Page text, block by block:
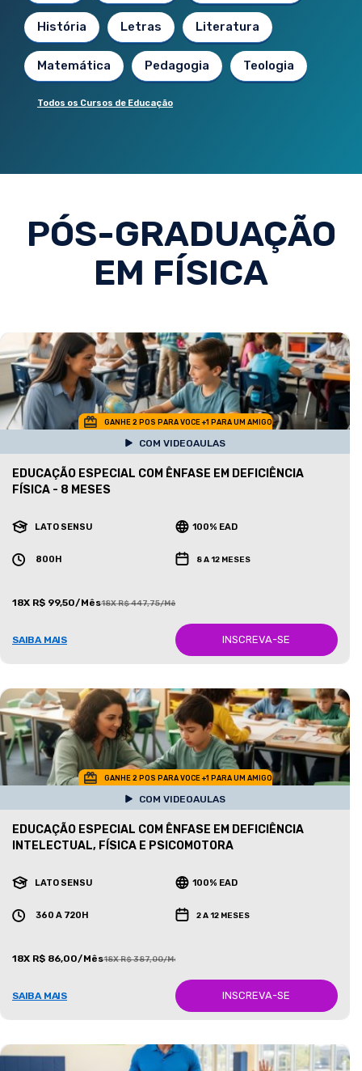
História Letras Literatura
Matemática Pedagogia Teologia
Todos os Cursos de Educação
PÓS-GRADUAÇÃO
EM FÍSICA
GANHE 2 POS PARA VOCE +1 PARA UM AMIGO
COM VIDEOAULAS
EDUCAÇÃO ESPECIAL COM ÊNFASE EM DEFICIÊNCIA
FÍSICA - 8 MESES
LATO SENSU 100% EAD
800H 8 A 12 MESES
18X R$ 99,50/Mês18X R$ 447,75/Mês
SAIBA MAIS INSCREVA-SE
GANHE 2 POS PARA VOCE +1 PARA UM AMIGO
COM VIDEOAULAS
EDUCAÇÃO ESPECIAL COM ÊNFASE EM DEFICIÊNCIA
INTELECTUAL, FÍSICA E PSICOMOTORA
LATO SENSU 100% EAD
360 A 720H 2 A 12 MESES
18X R$ 86,00/Mês18X R$ 387,00/Mês
SAIBA MAIS INSCREVA-SE